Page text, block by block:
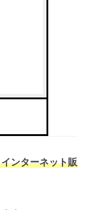
ンターネット販